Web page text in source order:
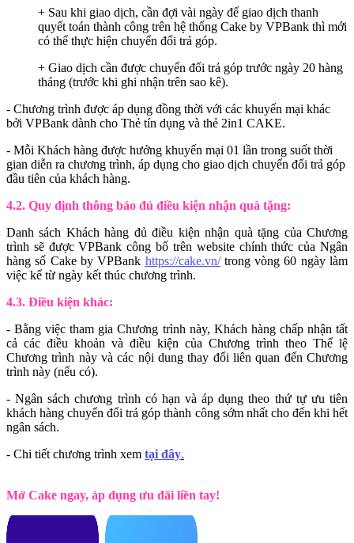
+ Sau khi giao dịch, cần đợi vài ngày để giao dịch thanh
quyết toán thành công trên hệ thống Cake by VPBank thì mới
có thể thực hiện chuyển đổi trả góp.
+ Giao dịch cần được chuyển đổi trả góp trước ngày 20 hàng
tháng (trước khi ghi nhận trên sao kê).
- Chương trình được áp dụng đồng thời với các khuyến mại khác
bởi VPBank dành cho Thẻ tín dụng và thẻ 2in1 CAKE.
- Mỗi Khách hàng được hưởng khuyến mại 01 lần trong suốt thời
gian diễn ra chương trình, áp dụng cho giao dịch chuyển đổi trả góp
đầu tiên của khách hàng.
4.2. Quy định thông báo đủ điều kiện nhận quà tặng:
Danh sách Khách hàng đủ điều kiện nhận quà tặng của Chương
trình sẽ được VPBank công bố trên website chính thức của Ngân
hàng số Cake by VPBank https://cake.vn/trong vòng 60 ngày làm
việc kể từ ngày kết thúc chương trình.
4.3. Điều kiện khác:
- Bằng việc tham gia Chương trình này, Khách hàng chấp nhận tất
cả các điều khoản và điều kiện của Chương trình theo Thể lệ
Chương trình này và các nội dung thay đổi liên quan đến Chương
trình này (nếu có).
- Ngân sách chương trình có hạn và áp dụng theo thứ tự ưu tiên
khách hàng chuyển đổi trả góp thành công sớm nhất cho đến khi hết
ngân sách.
- Chi tiết chương trình xem tại đây.
Mở Cake ngay, áp dụng ưu đãi liền tay!